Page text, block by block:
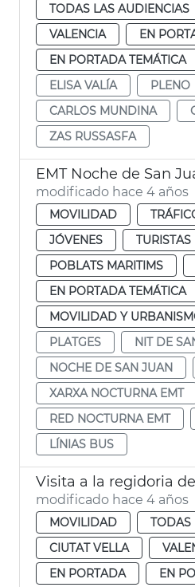
TODAS LAS AUDIENCIAS
VALENCIA
EN
EN PORTADA TEMÁTICA
ELISA VALÍA
PLENO
CARLOS MUNDINA
ZAS RUSSASFA
EMT Noche de San
modificado hace 4 años
MOVILIDAD
JÓVENES
TURISTAS
POBLATS MARITIMS
EN PORTADA TEMÁTICA
MOVILIDAD Y
PLATGES
NIT DE
NOCHE DE SAN JUAN
XARXA NOCTURNA EMT
RED NOCTURNA EMT
LÍNIAS BUS
Visita a la regidoria
modificado hace 4 años
MOVILIDAD
TODAS
CIUTAT VELLA
EN PORTADA
EN